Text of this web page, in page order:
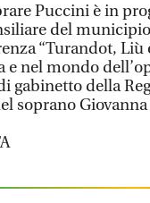
Puccini è in
del
“Turandot, Liù
nel mondo
della
soprano Giovanna